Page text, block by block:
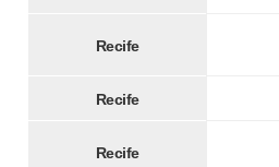
Recife
Recife
Recife